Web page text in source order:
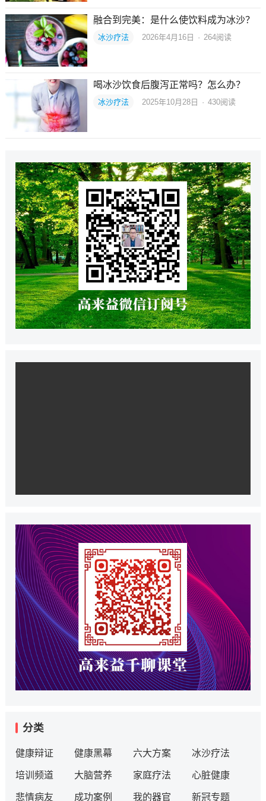
融合到完美：是什么使饮料成为冰沙？
冰沙疗法 2026年4月16日 · 264阅读
喝冰沙饮食后腹泻正常吗？怎么办？
冰沙疗法 2025年10月28日 · 430阅读
分类
健康辩证 健康黑幕 六大方案 冰沙疗法
培训频道 大脑营养 家庭疗法 心脏健康
悲情病友 成功案例 我的器官 新冠专题